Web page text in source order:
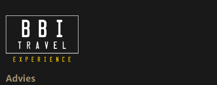
Advies